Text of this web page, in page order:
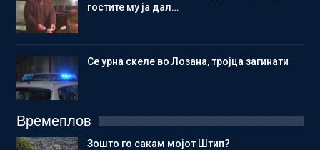
гостите му ја дал…
Се урна скеле во Лозана, тројца загинати
Времеплов
Зошто го сакам мојот Штип?